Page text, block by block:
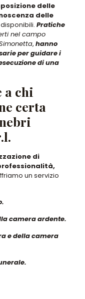
delle
delle
Pratiche
nel campo
, hanno
per guidare i
di una
a chi
certa
di
un servizio
camera ardente.
e della camera